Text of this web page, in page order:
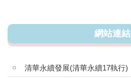
網站連結
清華永續發展(清華永續17執行)